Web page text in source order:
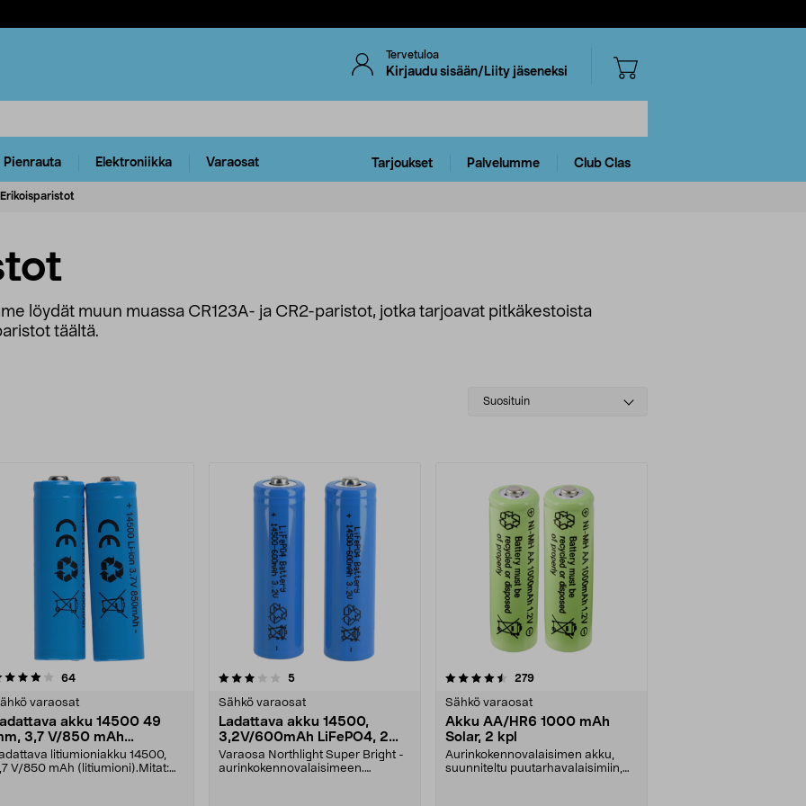
Tervetuloa
Kirjaudu sisään/Liity jäseneksi
Pienrauta Elektroniikka Varaosat Tarjoukset Palvelumme Club Clas
Erikoisparistot
löydät muun muassa CR123A- ja CR2-paristot, jotka tarjoavat pitkäkestoista
täältä.
Select
Suosituin
64arvostelut
varaosat
akku 14500 49
3,7 V/850 mAh
2 kpl
litiumioniakku 14500,
V/850 mAh (litiumioni).Mitat:
3.0 viidestä
5arvostelut
Sähkö varaosat
Ladattava akku 14500,
3,2V/600mAh LiFePO4, 2
kpl
Varaosa Northlight Super Bright -
aurinkokennovalaisimeen.
4.5 viidestä
279arvostelut
Sähkö varaosat
Akku AA/HR6 1000 mAh
Solar, 2 kpl
Aurinkokennovalaisimen akku,
suunniteltu puutarhavalaisimiin,